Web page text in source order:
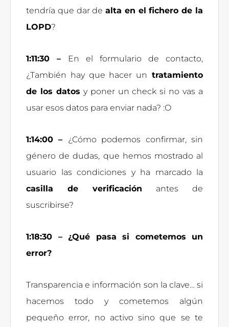
tendría que dar dealta en el fichero de la
LOPD?
1:11:30 –
En el formulario de contacto,
¿También hay que hacer un tratamiento
de los datos y poner un check si no vas a
usar esos datos para enviar nada? :O
1:14:00 – ¿Cómo podemos confirmar, sin
género de dudas, que hemos mostrado al
usuario las condiciones y ha marcado la
casilla de verificación antes de
suscribirse?
1:18:30 – ¿Qué pasa si cometemos un
error?
Transparencia e información son la clave… si
hacemos todo y cometemos algún
pequeño error, no activo sino que se te